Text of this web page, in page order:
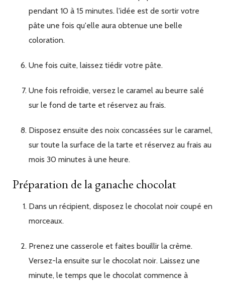
pendant 10 à 15 minutes. l'idée est de sortir votre
pâte une fois qu'elle aura obtenue une belle
coloration.
Une fois cuite, laissez tiédir votre pâte.
Une fois refroidie, versez le caramel au beurre salé
sur le fond de tarte et réservez au frais.
Disposez ensuite des noix concassées sur le caramel,
sur toute la surface de la tarte et réservez au frais au
mois 30 minutes à une heure.
Préparation de la ganache chocolat
Dans un récipient, disposez le chocolat noir coupé en
morceaux.
Prenez une casserole et faites bouillir la crème.
Versez-la ensuite sur le chocolat noir. Laissez une
minute, le temps que le chocolat commence à